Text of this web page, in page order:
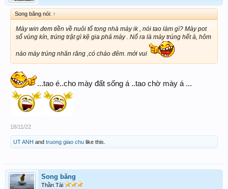
Song băng nói: ↑
Mày win đem tiền về nuôi tổ tong nhà mày ik , nói tao làm gì? Mày pot
số vùng kín, trúng trật gì kệ gia phả mày . Nổ ra là mày trúng hết à, hôm
nào mày trúng nhăn răng ,có cháo đêm. mới vui
...tao é..cho mày đất sống á ..tao chờ mày á ...
18/11/22
UT ANH and truong giao chu like this.
Song băng
Thần Tài